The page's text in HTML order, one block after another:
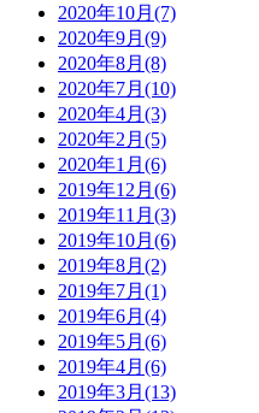
2020年10月(7)
2020年9月(9)
2020年8月(8)
2020年7月(10)
2020年4月(3)
2020年2月(5)
2020年1月(6)
2019年12月(6)
2019年11月(3)
2019年10月(6)
2019年8月(2)
2019年7月(1)
2019年6月(4)
2019年5月(6)
2019年4月(6)
2019年3月(13)